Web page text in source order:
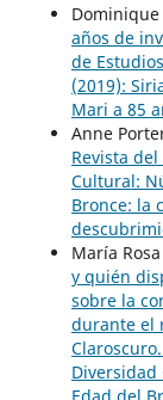
años de
de
(2019):
Mari a 85
Anne
Revista
Cultural:
Bronce: la
María
y quién
sobre la
durante el
Diversidad
Edad del